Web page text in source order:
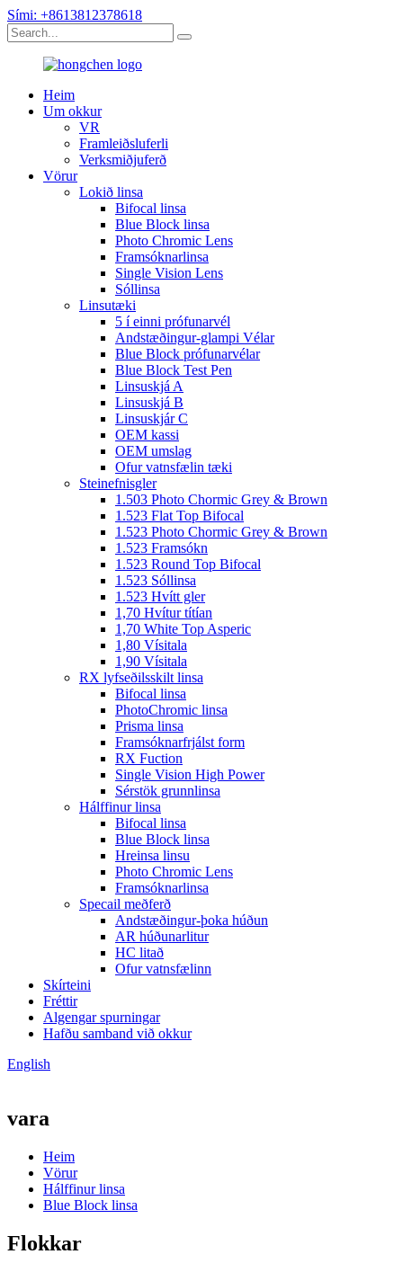
Sími: +8613812378618
Heim
Um okkur
VR
Framleiðsluferli
Verksmiðjuferð
Vörur
Lokið linsa
Bifocal linsa
Blue Block linsa
Photo Chromic Lens
Framsóknarlinsa
Single Vision Lens
Sóllinsa
Linsutæki
5 í einni prófunarvél
Andstæðingur-glampi Vélar
Blue Block prófunarvélar
Blue Block Test Pen
Linsuskjá A
Linsuskjá B
Linsuskjár C
OEM kassi
OEM umslag
Ofur vatnsfælin tæki
Steinefnisgler
1.503 Photo Chormic Grey & Brown
1.523 Flat Top Bifocal
1.523 Photo Chormic Grey & Brown
1.523 Framsókn
1.523 Round Top Bifocal
1.523 Sóllinsa
1.523 Hvítt gler
1,70 Hvítur títían
1,70 White Top Asperic
1,80 Vísitala
1,90 Vísitala
RX lyfseðilsskilt linsa
Bifocal linsa
PhotoChromic linsa
Prisma linsa
Framsóknarfrjálst form
RX Fuction
Single Vision High Power
Sérstök grunnlinsa
Hálffinur linsa
Bifocal linsa
Blue Block linsa
Hreinsa linsu
Photo Chromic Lens
Framsóknarlinsa
Specail meðferð
Andstæðingur-þoka húðun
AR húðunarlitur
HC litað
Ofur vatnsfælinn
Skírteini
Fréttir
Algengar spurningar
Hafðu samband við okkur
English
vara
Heim
Vörur
Hálffinur linsa
Blue Block linsa
Flokkar